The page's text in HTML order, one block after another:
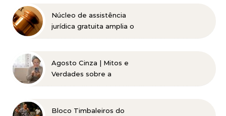
referência nacional
Núcleo de assistência
jurídica gratuita amplia o
Agosto Cinza | Mitos e
Verdades sobre a
Bloco Timbaleiros do